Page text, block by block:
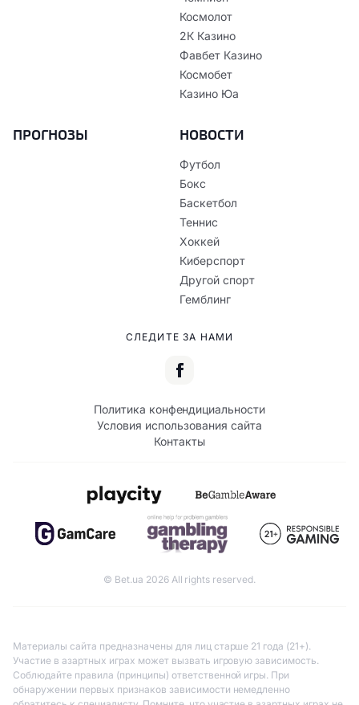
Космолот
2К Казино
Фавбет Казино
Космобет
Казино Юа
ПРОГНОЗЫ НОВОСТИ
Футбол
Бокс
Баскетбол
Теннис
Хоккей
Киберспорт
Другой спорт
Гемблинг
СЛЕДИТЕ ЗА НАМИ
Политика конфендициальности
Условия использования сайта
Контакты
© Bet.ua 2026 All rights reserved.
Материалы сайта предназначены для лиц старше 21 года (21+).
Участие в азартных играх может вызвать игровую зависимость.
Соблюдайте правила (принципы) ответственной игры. При
обнаружении первых признаков зависимости немедленно